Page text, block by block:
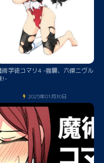
術学徒コマリ4 -強襲、六傑ニヴル
!-
2025年01月30日